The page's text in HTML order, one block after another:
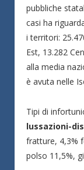
pubbliche
casi ha
i territori:
Est, 13.282
alla media
è avuta nelle
Tipi di
lussazioni-
fratture, 4,3%
polso 11,5%,